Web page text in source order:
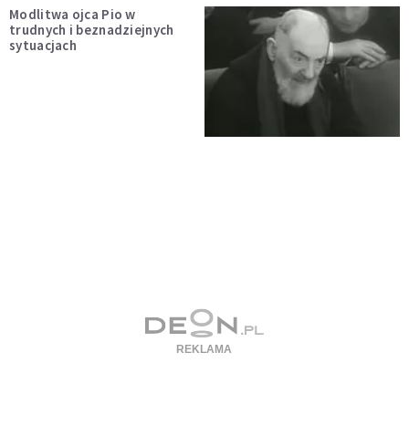
Modlitwa ojca Pio w
trudnych i beznadziejnych
sytuacjach